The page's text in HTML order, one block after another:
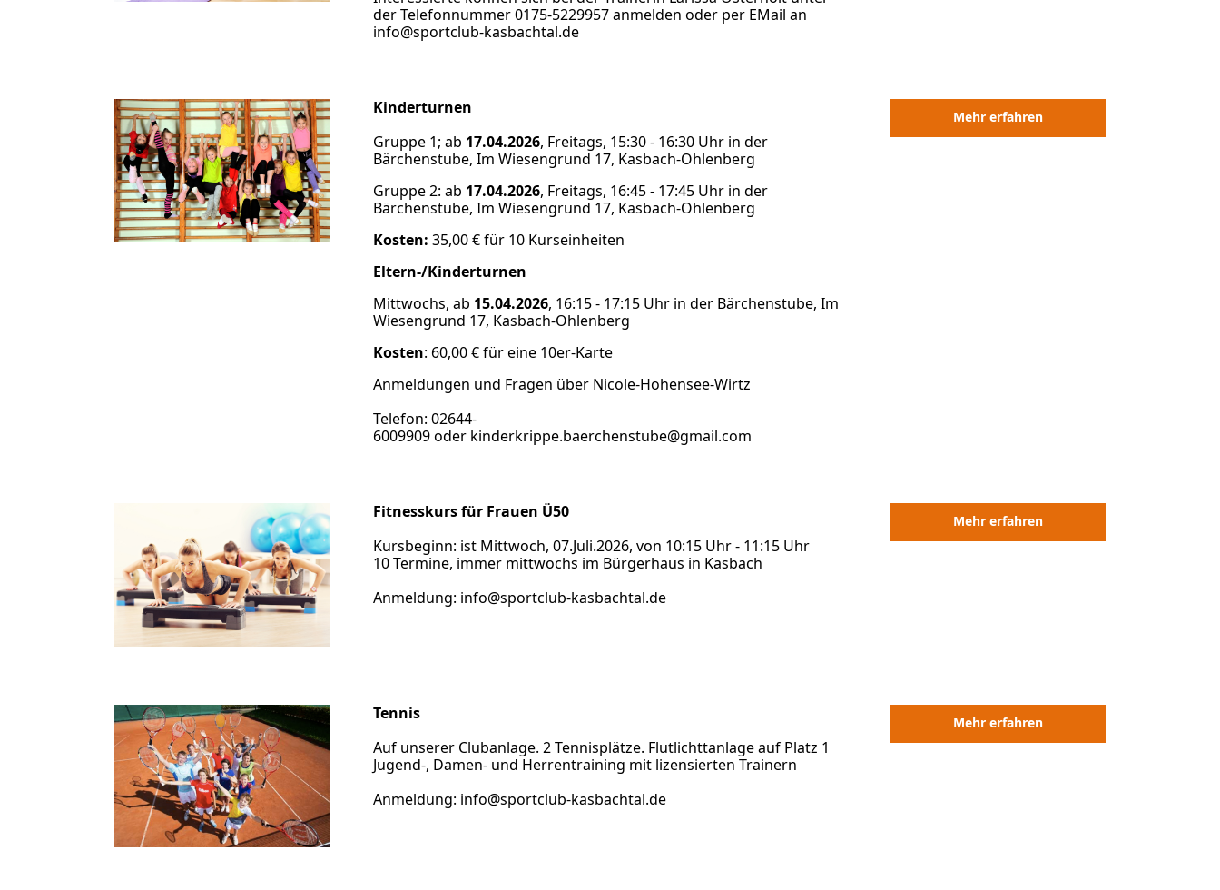
der Telefonnummer 0175-5229957 anmelden oder per EMail an
info@sportclub-kasbachtal.de
Kinderturnen
Gruppe 1; ab 17.04.2026, Freitags, 15:30 - 16:30 Uhr in der
Bärchenstube, Im Wiesengrund 17, Kasbach-Ohlenberg
Gruppe 2: ab 17.04.2026, Freitags, 16:45 - 17:45 Uhr in der
Bärchenstube, Im Wiesengrund 17, Kasbach-Ohlenberg
Kosten: 35,00 € für 10 Kurseinheiten
Eltern-/Kinderturnen
Mittwochs, ab 15.04.2026, 16:15 - 17:15 Uhr in der Bärchenstube, Im
Wiesengrund 17, Kasbach-Ohlenberg
Kosten: 60,00 € für eine 10er-Karte
Anmeldungen und Fragen über Nicole-Hohensee-Wirtz
Telefon: 02644-
6009909 oder kinderkrippe.baerchenstube@gmail.com
Mehr erfahren
Fitnesskurs für Frauen Ü50
Kursbeginn: ist Mittwoch, 07.Juli.2026, von 10:15 Uhr - 11:15 Uhr
10 Termine, immer mittwochs im Bürgerhaus in Kasbach
Anmeldung: info@sportclub-kasbachtal.de
Mehr erfahren
Tennis
Auf unserer Clubanlage. 2 Tennisplätze. Flutlichttanlage auf Platz 1
Jugend-, Damen- und Herrentraining mit lizensierten Trainern
Anmeldung: info@sportclub-kasbachtal.de
Mehr erfahren